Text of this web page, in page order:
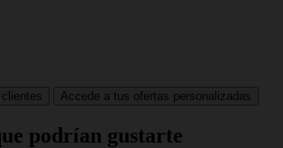
Accede a tus ofertas personalizadas
podrían gustarte